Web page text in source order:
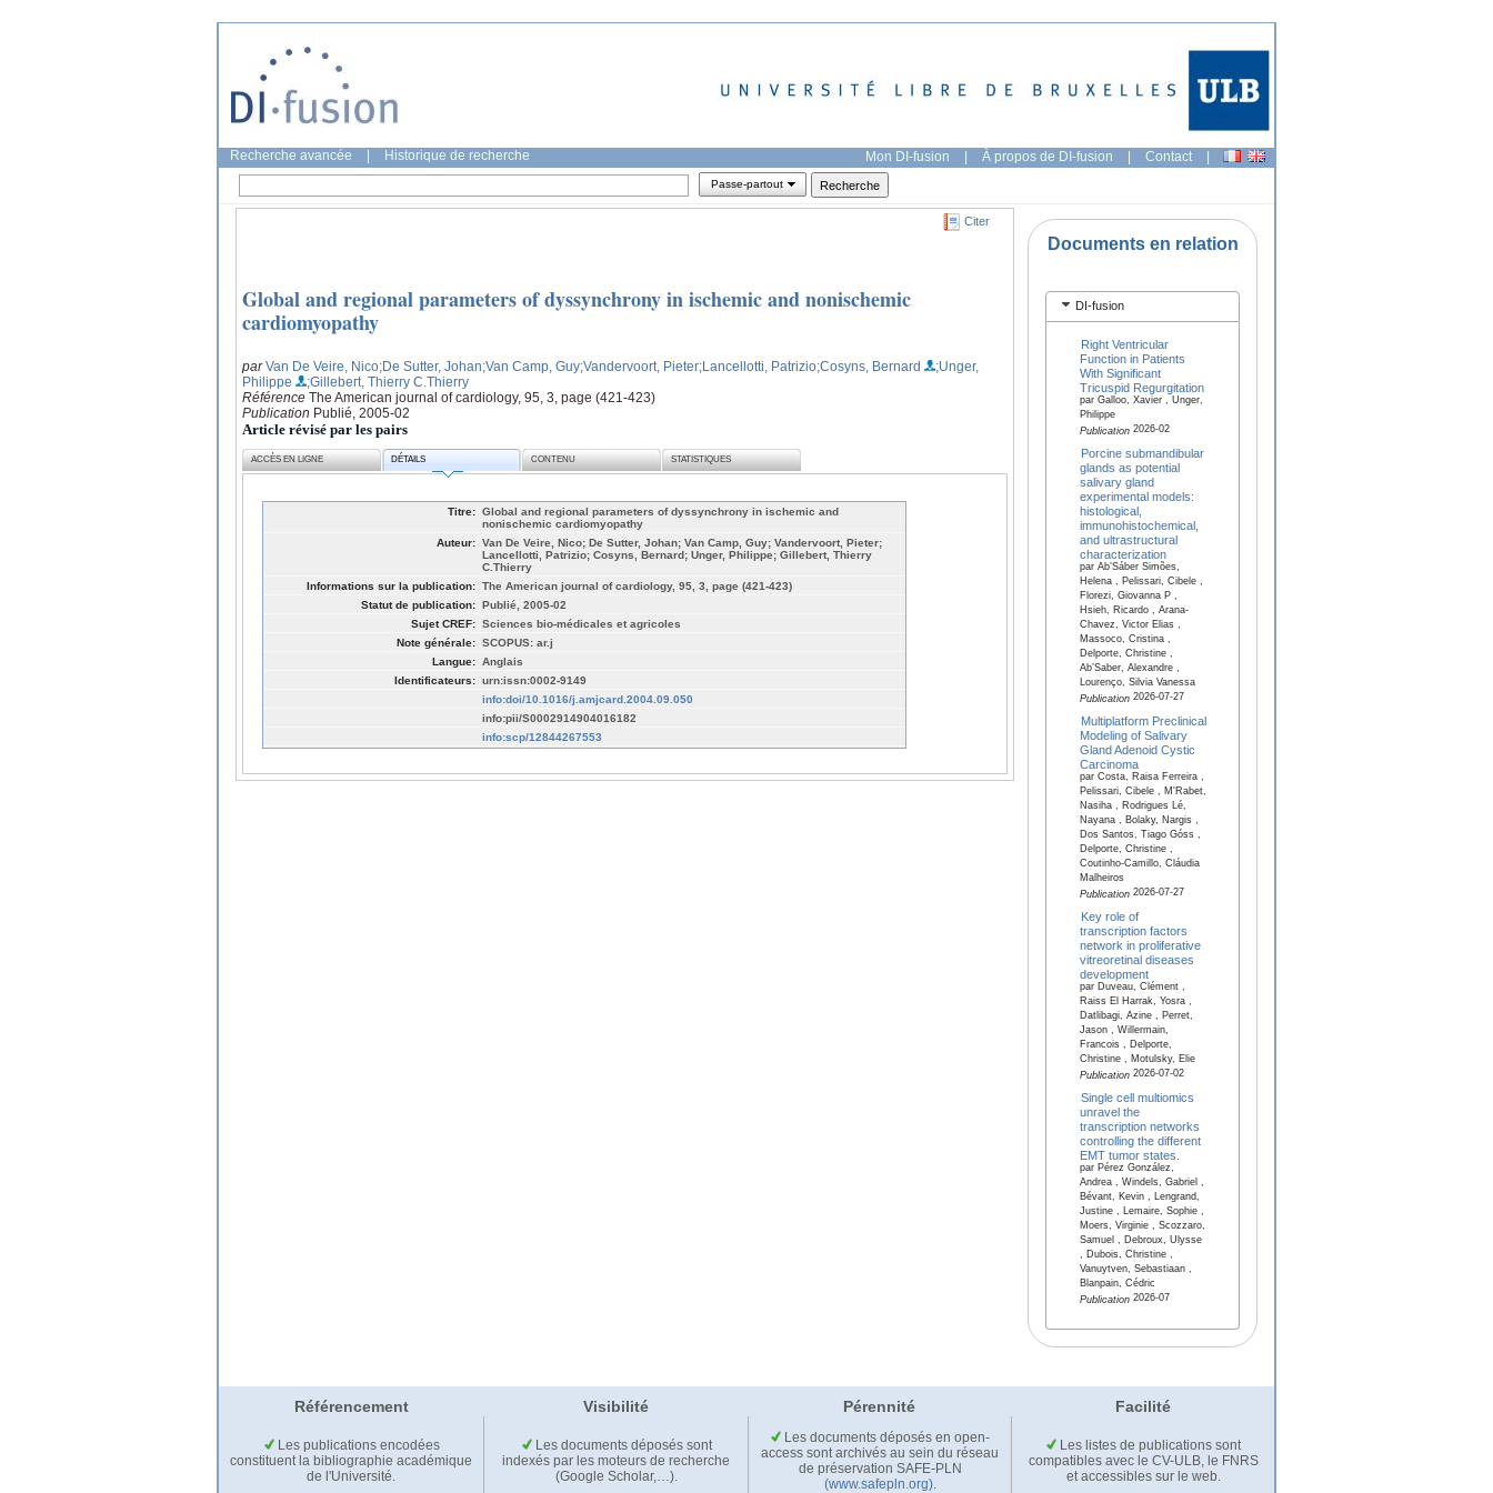
Recherche avancée Historique de recherche Mon DI-fusion | À propos de DI-fusion | Contact |
Passe-partout
Citer
Global and regional parameters of dyssynchrony in ischemic and nonischemic
cardiomyopathy
parVan De Veire, Nico;De Sutter, Johan;Van Camp, Guy;Vandervoort, Pieter;Lancellotti, Patrizio;Cosyns, Bernard
;Unger,
Philippe
;Gillebert, Thierry C.Thierry
Référence The American journal of cardiology, 95, 3, page (421-423)
Publication Publié, 2005-02
Article révisé par les pairs
ACCÈS EN LIGNE DÉTAILS CONTENU STATISTIQUES
Titre: Global and regional parameters of dyssynchrony in ischemic and
nonischemic cardiomyopathy
Auteur: Van De Veire, Nico; De Sutter, Johan; Van Camp, Guy; Vandervoort, Pieter;
Lancellotti, Patrizio; Cosyns, Bernard; Unger, Philippe; Gillebert, Thierry
C.Thierry
Informations sur la publication: The American journal of cardiology, 95, 3, page (421-423)
Statut de publication: Publié, 2005-02
Sujet CREF: Sciences bio-médicales et agricoles
Note générale: SCOPUS: ar.j
Langue: Anglais
Identificateurs: urn:issn:0002-9149
info:doi/10.1016/j.amjcard.2004.09.050
info:pii/S0002914904016182
info:scp/12844267553
Documents en relation
DI-fusion
Right Ventricular
Function in Patients
With Significant
Tricuspid Regurgitation
par Galloo, Xavier , Unger,
Philippe
Publication2026-02
Porcine submandibular
glands as potential
salivary gland
experimental models:
histological,
immunohistochemical,
and ultrastructural
characterization
par Ab’Sáber Simões,
Helena , Pelissari, Cibele ,
Florezi, Giovanna P ,
Hsieh, Ricardo , Arana-
Chavez, Victor Elias ,
Massoco, Cristina ,
Delporte, Christine ,
Ab’Saber, Alexandre ,
Lourenço, Silvia Vanessa
Publication2026-07-27
Multiplatform Preclinical
Modeling of Salivary
Gland Adenoid Cystic
Carcinoma
par Costa, Raisa Ferreira ,
Pelissari, Cibele , M'Rabet,
Nasiha , Rodrigues Lé,
Nayana , Bolaky, Nargis ,
Dos Santos, Tiago Góss ,
Delporte, Christine ,
Coutinho-Camillo, Cláudia
Malheiros
Publication2026-07-27
Key role of
transcription factors
network in proliferative
vitreoretinal diseases
development
par Duveau, Clément ,
Raiss El Harrak, Yosra ,
Datlibagi, Azine , Perret,
Jason , Willermain,
Francois , Delporte,
Christine , Motulsky, Elie
Publication2026-07-02
Single cell multiomics
unravel the
transcription networks
controlling the different
EMT tumor states.
par Pérez González,
Andrea , Windels, Gabriel ,
Bévant, Kevin , Lengrand,
Justine , Lemaire, Sophie ,
Moers, Virginie , Scozzaro,
Samuel , Debroux, Ulysse
, Dubois, Christine ,
Vanuytven, Sebastiaan ,
Blanpain, Cédric
Publication2026-07
Référencement Visibilité Pérennité Facilité
Les publications encodées
constituent la bibliographie académique
de l'Université.
Les documents déposés sont
indexés par les moteurs de recherche
(Google Scholar,…).
Les documents déposés en open-
access sont archivés au sein du réseau
de préservation SAFE-PLN
(www.safepln.org).
Les listes de publications sont
compatibles avec le CV-ULB, le FNRS
et accessibles sur le web.